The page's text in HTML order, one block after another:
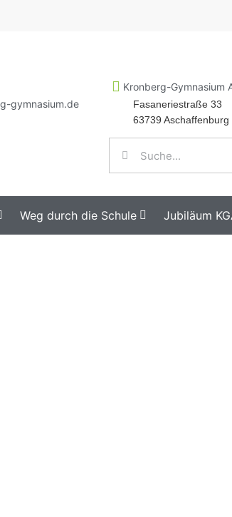
gymnasium.de
Kronberg-Gymnasium
Fasaneriestraße 33
63739 Aschaffenburg
Weg durch die Schule Jubiläum